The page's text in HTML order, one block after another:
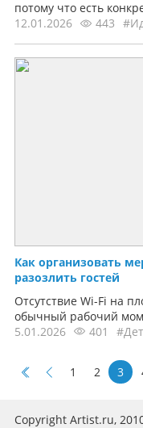
потому что есть
12.01.2026
443
Как организовать
разозлить гостей
Отсутствие Wi-Fi на
обычный рабочий
5.01.2026
401
1 2 3
Copyright Artist.ru,